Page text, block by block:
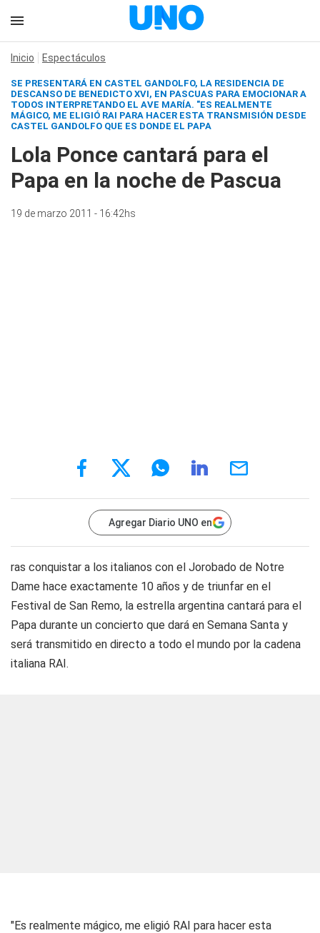
Inicio Espectáculos
SE PRESENTARÁ EN CASTEL GANDOLFO, LA RESIDENCIA DE
DESCANSO DE BENEDICTO XVI, EN PASCUAS PARA EMOCIONAR A
TODOS INTERPRETANDO EL AVE MARÍA. "ES REALMENTE
MÁGICO, ME ELIGIÓ RAI PARA HACER ESTA TRANSMISIÓN DESDE
CASTEL GANDOLFO QUE ES DONDE EL PAPA
Lola Ponce cantará para el
Papa en la noche de Pascua
19 de marzo 2011 - 16:42hs
Agregar Diario UNO en
ras conquistar a los italianos con el Jorobado de Notre
Dame hace exactamente 10 años y de triunfar en el
Festival de San Remo, la estrella argentina cantará para el
Papa durante un concierto que dará en Semana Santa y
será transmitido en directo a todo el mundo por la cadena
italiana RAI.
"Es realmente mágico, me eligió RAI para hacer esta